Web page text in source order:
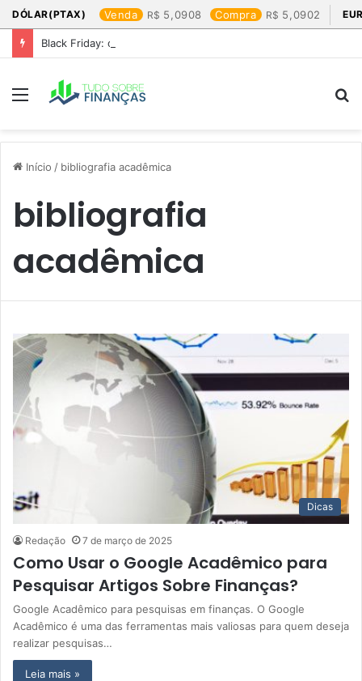
DÓLAR(PTAX) Venda 5,0908 Compra 5,0902
Black Friday: os produtos que mais valem a pena
Menu
Início / bibliografia acadêmica
bibliografia
acadêmica
Dicas
Redação 7 de março de 2025
Como Usar o Google Acadêmico para
Pesquisar Artigos Sobre Finanças?
Google Acadêmico para pesquisas em finanças. O Google
Acadêmico é uma das ferramentas mais valiosas para quem deseja
realizar pesquisas…
Leia mais »